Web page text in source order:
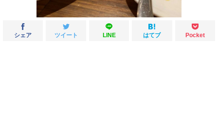
シェア ツイート LINE はてブ Pocket